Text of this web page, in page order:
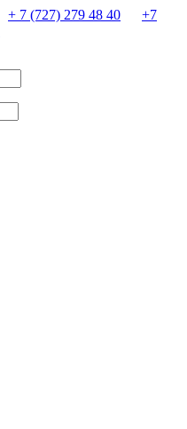
+ 7 (727) 279 48 40
+7